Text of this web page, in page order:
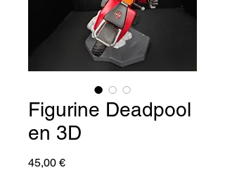
Figurine Deadpool
en 3D
45,00 €Prix